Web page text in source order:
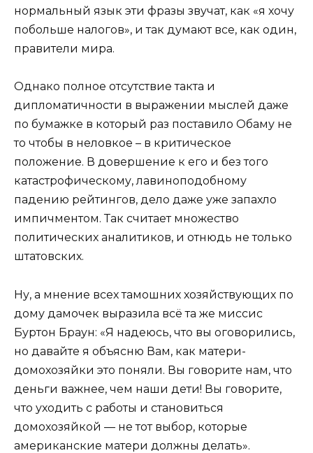
нормальный язык эти фразы звучат, как «я хочу
побольше налогов», и так думают все, как один,
правители мира.
Однако полное отсутствие такта и
дипломатичности в выражении мыслей даже
по бумажке в который раз поставило Обаму не
то чтобы в неловкое – в критическое
положение. В довершение к его и без того
катастрофическому, лавиноподобному
падению рейтингов, дело даже уже запахло
импичментом. Так считает множество
политических аналитиков, и отнюдь не только
штатовских.
Ну, а мнение всех тамошних хозяйствующих по
дому дамочек выразила всё та же миссис
Буртон Браун: «Я надеюсь, что вы оговорились,
но давайте я объясню Вам, как матери-
домохозяйки это поняли. Вы говорите нам, что
деньги важнее, чем наши дети! Вы говорите,
что уходить с работы и становиться
домохозяйкой — не тот выбор, которые
американские матери должны делать».